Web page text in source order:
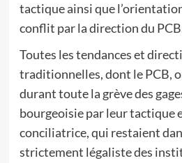
tactique ainsi que
conflit par la direction du
Toutes les tendances et
traditionnelles, dont le PCB,
durant toute la grève des
bourgeoisie par leur tactique
conciliatrice, qui restaient
strictement légaliste des